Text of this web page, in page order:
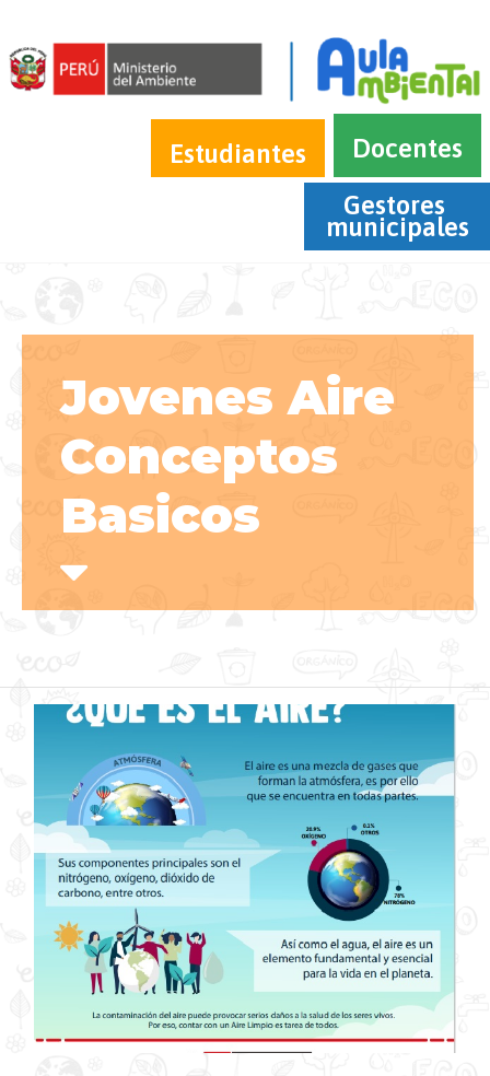
Estudiantes
Docentes
Gestores
municipales
Jovenes Aire
Conceptos
Basicos